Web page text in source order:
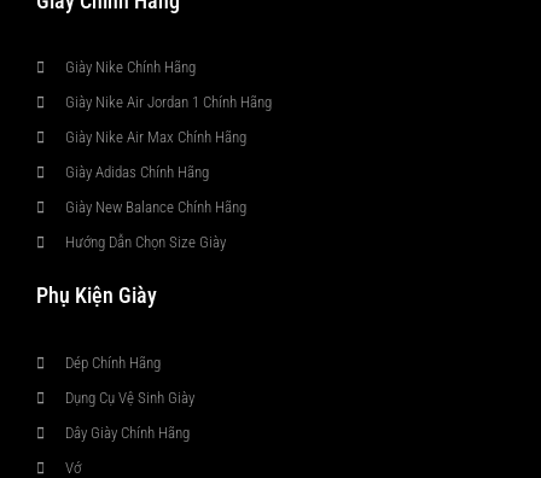
Giày Nike Chính Hãng
Giày Nike Air Jordan 1 Chính Hãng
Giày Nike Air Max Chính Hãng
Giày Adidas Chính Hãng
Giày New Balance Chính Hãng
Hướng Dẫn Chọn Size Giày
Phụ Kiện Giày
Dép Chính Hãng
Dụng Cụ Vệ Sinh Giày
Dây Giày Chính Hãng
Vớ